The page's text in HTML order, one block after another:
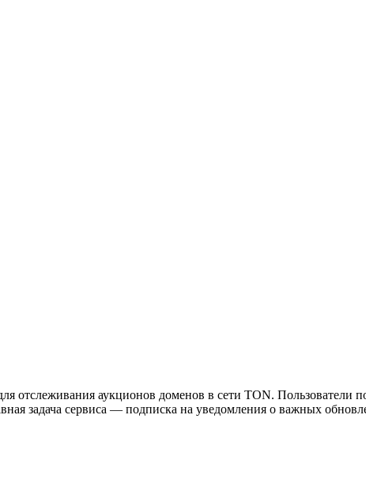
отслеживания аукционов доменов в сети TON. Пользователи
задача сервиса — подписка на уведомления о важных